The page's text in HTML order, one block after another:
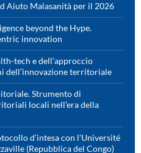
Aiuto Malasanità per il 2026
beyond the Hype.
innovation
tech e dell’approccio
dell’innovazione territoriale
Strumento di
locali nell’era della
d’intesa con l’Université
(Repubblica del Congo)